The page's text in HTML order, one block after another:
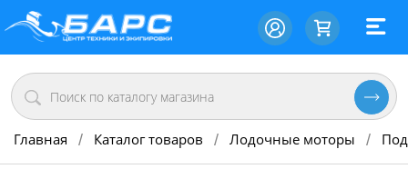
Главная / Каталог товаров / Лодочные моторы /